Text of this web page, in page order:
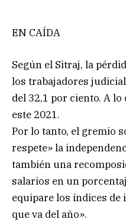
EN CAÍDA
Según el Sitraj, la
los trabajadores
del 32,1 por ciento. A
este 2021.
Por lo tanto, el gremio
respete» la
también una
salarios en un
equipare los índices
que va del año».